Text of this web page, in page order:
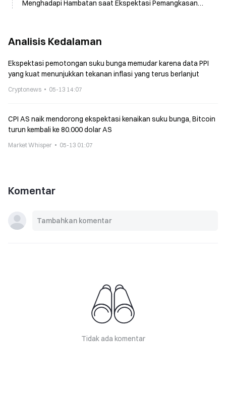
Menghadapi Hambatan saat Ekspektasi Pemangkasan
Analisis Kedalaman
Ekspektasi pemotongan suku bunga memudar karena data PPI
yang kuat menunjukkan tekanan inflasi yang terus berlanjut
Cryptonews 05-13 14:07
CPI AS naik mendorong ekspektasi kenaikan suku bunga, Bitcoin
turun kembali ke 80.000 dolar AS
Market Whisper 05-13 01:07
Komentar
Tidak ada komentar